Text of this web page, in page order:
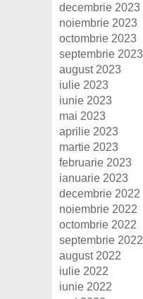
decembrie 2023
noiembrie 2023
octombrie 2023
septembrie 2023
august 2023
iulie 2023
iunie 2023
mai 2023
aprilie 2023
martie 2023
februarie 2023
ianuarie 2023
decembrie 2022
noiembrie 2022
octombrie 2022
septembrie 2022
august 2022
iulie 2022
iunie 2022